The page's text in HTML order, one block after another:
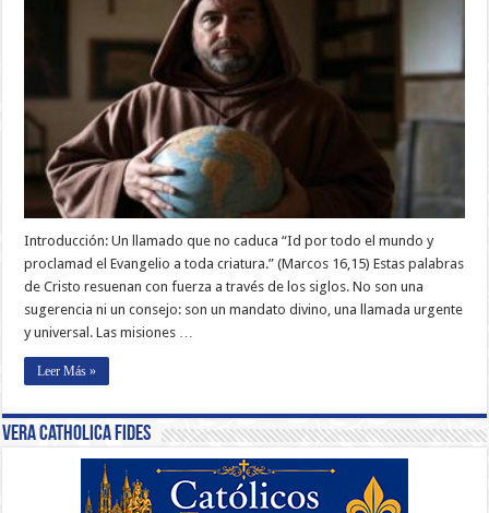
Introducción: Un llamado que no caduca “Id por todo el mundo y
proclamad el Evangelio a toda criatura.” (Marcos 16,15) Estas palabras
de Cristo resuenan con fuerza a través de los siglos. No son una
sugerencia ni un consejo: son un mandato divino, una llamada urgente
y universal. Las misiones …
Leer Más »
Vera Catholica Fides